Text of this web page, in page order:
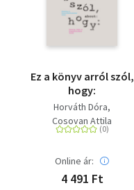
Ez a könyv arról szól,
hogy:
Horváth Dóra
Cosovan Attila
Online ár:
4 491 Ft